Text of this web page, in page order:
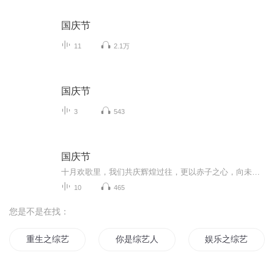
国庆节
11 2.1万
国庆节
3 543
国庆节
10 465
您是不是在找：
重生之综艺之王 你是综艺人 娱乐之综艺全帝